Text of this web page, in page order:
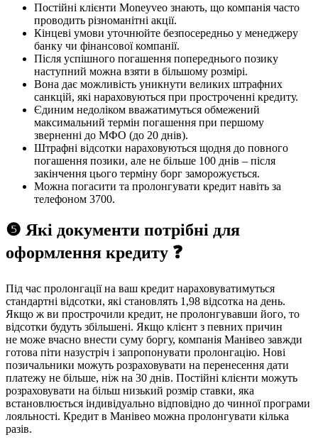
Постійні клієнти Moneyveo знають, що компанія часто
проводить різноманітні акції.
Кінцеві умови уточнюйте безпосередньо у менеджеру
банку чи фінансової компанії.
Після успішного погашення попереднього позику
наступний можна взяти в більшому розмірі.
Вона дає можливість уникнути великих штрафних
санкцій, які нараховуються при простроченні кредиту.
Єдиним недоліком вважатимуться обмежений
максимальний термін погашення при першому
зверненні до МФО (до 20 днів).
Штрафні відсотки нараховуються щодня до повного
погашення позики, але не більше 100 днів – після
закінчення цього терміну борг заморожується.
Можна погасити та пролонгувати кредит навіть за
телефоном 3700.
❺ Які документи потрібні для
оформлення кредиту ❓
Під час пролонгації на ваш кредит нараховуватимуться
стандартні відсотки, які становлять 1,98 відсотка на день.
Якщо ж ви прострочили кредит, не пролонгувавши його, то
відсотки будуть збільшені. Якщо клієнт з певних причин
не може вчасно внести суму боргу, компанія Манівео завжди
готова піти назустріч і запропонувати пролонгацію. Нові
позичальники можуть розраховувати на перенесення дати
платежу не більше, ніж на 30 днів. Постійні клієнти можуть
розраховувати на більш низький розмір ставки, яка
встановлюється індивідуально відповідно до чинної програми
лояльності. Кредит в Манівео можна пролонгувати кілька
разів.